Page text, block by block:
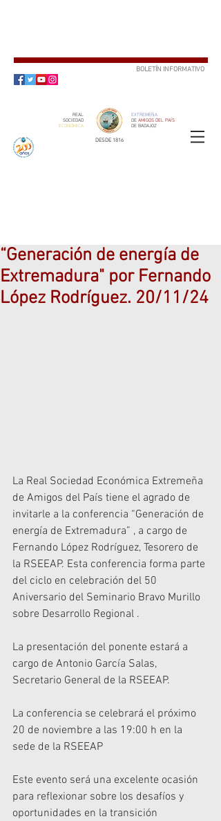
BOLETÍN INFORMATIVO
REAL
SOCIEDAD
ECONÓMICA
EXTREMEÑA
DE AMIGOS DEL PAÍS
DE BADAJOZ
DESDE 1816
“Generación de energía de
Extremadura" por Fernando
López Rodríguez. 20/11/24
La Real Sociedad Económica Extremeña
de Amigos del País tiene el agrado de
invitarle a la conferencia “Generación de
energía de Extremadura” , a cargo de
Fernando López Rodríguez, Tesorero de
la RSEEAP. Esta conferencia forma parte
del ciclo en celebración del 50
Aniversario del Seminario Bravo Murillo
sobre Desarrollo Regional .
La presentación del ponente estará a
cargo de Antonio García Salas,
Secretario General de la RSEEAP.
La conferencia se celebrará el próximo
20 de noviembre a las 19:00 h en la
sede de la RSEEAP
Este evento será una excelente ocasión
para reflexionar sobre los desafíos y
oportunidades en la transición